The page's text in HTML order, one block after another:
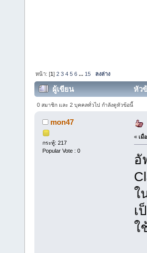
หน้า: [1]2 3 4 5 6 ... 15 ลงล่าง
ผู้เขียน
หัว
97808 ครั้ง)
0 สมาชิก และ 2 บุคคลทั่วไป กำลังดูหัวข้อนี้
mon47
กระทู้: 217
Popular Vote : 0
« เมื่
อั
ใ
เ
ใ